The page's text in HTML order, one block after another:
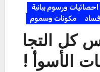
احصائيات ورسوم بيانية
مكونات وسموم
كل التجا
الأسوأ !